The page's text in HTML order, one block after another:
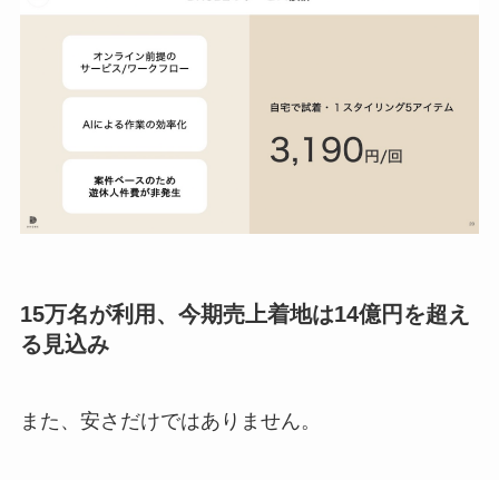
15万名が利用、今期売上着地は14億円を超え
る見込み
また、安さだけではありません。